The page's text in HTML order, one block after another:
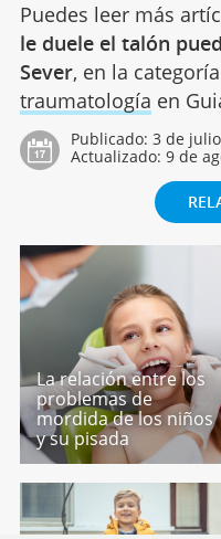
Puedes leer más
le duele el talón
Sever, en la
traumatología en
Publicado: 3 de
Actualizado: 9 de
La relación entre los
problemas de
mordida de los niños
y su pisada